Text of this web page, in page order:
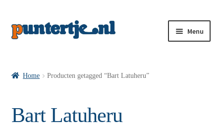
Menu
Home Producten getagged “Bart Latuheru”
Bart Latuheru